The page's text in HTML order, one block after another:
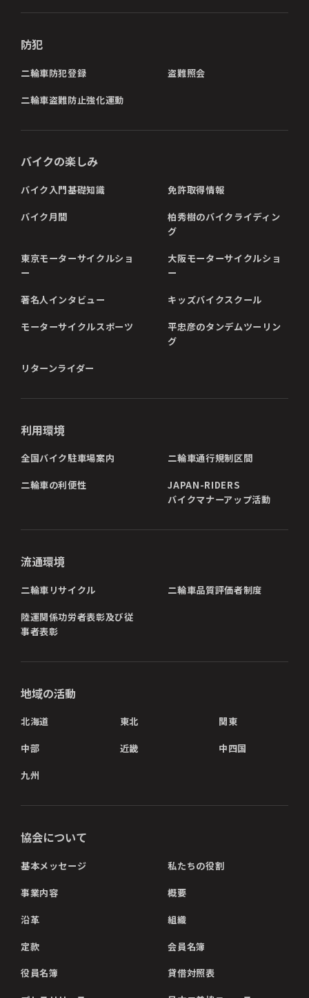
防犯
二輪車防犯登録 盗難照会
二輪車盗難防止強化運動
バイクの楽しみ
バイク入門基礎知識 免許取得情報
バイク月間
柏秀樹のバイクライディン
グ
東京モーターサイクルショ
ー
大阪モーターサイクルショ
ー
著名人インタビュー キッズバイクスクール
モーターサイクルスポーツ
平忠彦のタンデムツーリン
グ
リターンライダー
利用環境
全国バイク駐車場案内 二輪車通行規制区間
二輪車の利便性
JAPAN-RIDERS
バイクマナーアップ活動
流通環境
二輪車リサイクル 二輪車品質評価者制度
陸運関係功労者表彰及び従
事者表彰
地域の活動
北海道 東北 関東
中部 近畿 中四国
九州
協会について
基本メッセージ 私たちの役割
事業内容 概要
沿革 組織
定款 会員名簿
役員名簿 貸借対照表